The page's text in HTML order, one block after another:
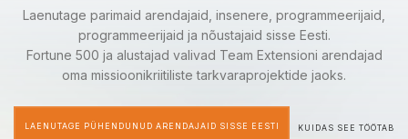
Laenutage parimaid arendajaid, insenere, programmeerijaid,
programmeerijaid ja nõustajaid sisse Eesti.
Fortune 500 ja alustajad valivad Team Extensioni arendajad
oma missioonikriitiliste tarkvaraprojektide jaoks.
LAENUTAGE PÜHENDUNUD ARENDAJAID SISSE EESTI KUIDAS SEE TÖÖTAB